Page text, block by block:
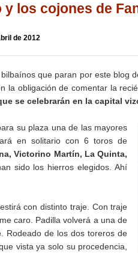
y los cojones de
de 2012
que paran por este blog
la obligación de comentar la
se celebrarán en la capital
su plaza una de las mayores
en solitario con 6 toros de
Victorino Martín, La Quinta,
sido los hierros elegidos. Ahí
con distinto traje. Con traje
caro. Padilla volverá a una de
Rodeado de los dos toreros de
vista ya solo su procedencia,